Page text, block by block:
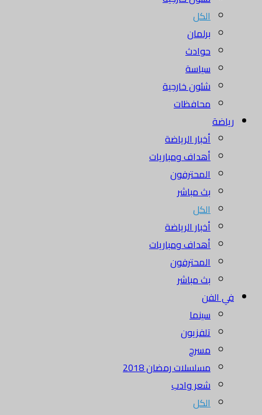
الكل
برلمان
حوادث
سياسة
شئون خارجية
محافظات
رياضة
أخبار الرياضة
أهداف ومباريات
المحترفون
بث مباشر
الكل
أخبار الرياضة
أهداف ومباريات
المحترفون
بث مباشر
في الفن
سينما
تلفزيون
مسرح
مسلسلات رمضان 2018
شعر وادب
الكل